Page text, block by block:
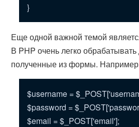
}
Еще одной важной темой
В PHP очень легко
полученные из формы.
$username =
$password =
$email = $_POST['email'];